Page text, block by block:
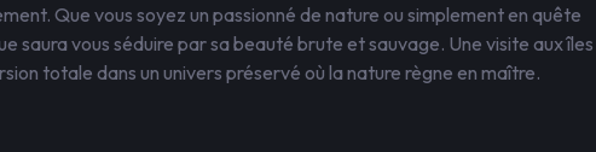
Que vous soyez un passionné de nature ou simplement en quête
saura vous séduire par sa beauté brute et sauvage. Une visite aux îles
totale dans un univers préservé où la nature règne en maître.